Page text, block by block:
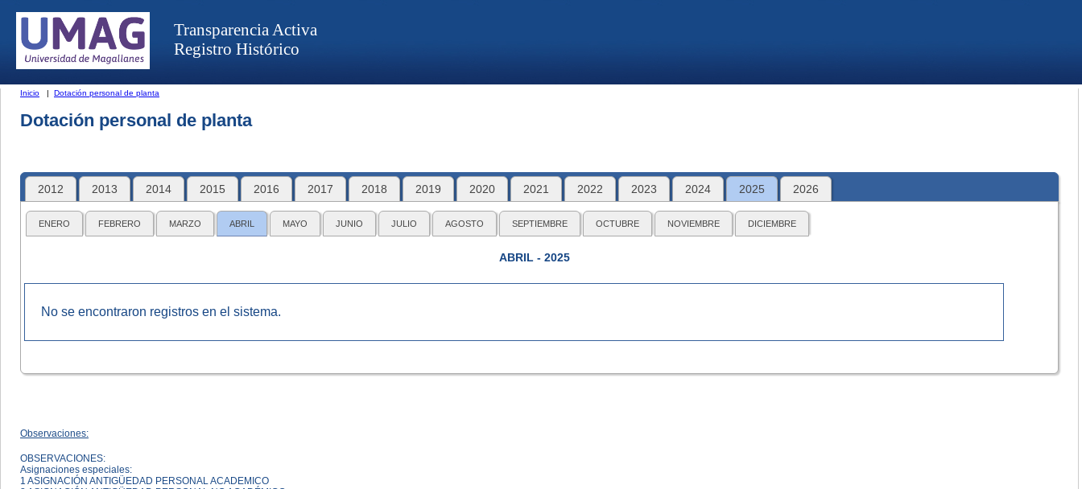
Transparencia Activa
Registro Histórico
Inicio | Dotación personal de planta
Dotación personal de planta
2012 2013 2014 2015 2016 2017 2018 2019 2020 2021 2022 2023 2024 2025 2026
ENERO FEBRERO MARZO ABRIL MAYO JUNIO JULIO AGOSTO SEPTIEMBRE OCTUBRE NOVIEMBRE DICIEMBRE
ABRIL - 2025
No se encontraron registros en el sistema.
Observaciones:
OBSERVACIONES:
Asignaciones especiales:
1 ASIGNACIÓN ANTIGÜEDAD PERSONAL ACADEMICO